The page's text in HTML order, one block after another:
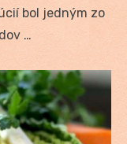
bol jedným zo
…